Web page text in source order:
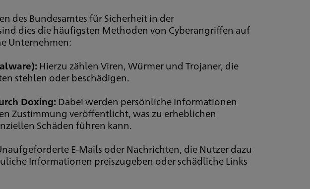
des Bundesamtes für Sicherheit in der
dies die häufigsten Methoden von Cyberangriffen auf
Unternehmen:
Hierzu zählen Viren, Würmer und Trojaner, die
stehlen oder beschädigen.
Doxing: Dabei werden persönliche Informationen
Zustimmung veröffentlicht, was zu erheblichen
Schäden führen kann.
E-Mails oder Nachrichten, die Nutzer dazu
Informationen preiszugeben oder schädliche Links